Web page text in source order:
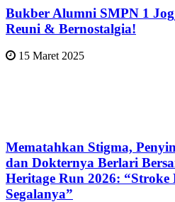
Bukber Alumni SMPN 1
Reuni & Bernostalgia!
15 Maret 2025
Mematahkan Stigma,
dan Dokternya Berlari
Heritage Run 2026:
Segalanya”